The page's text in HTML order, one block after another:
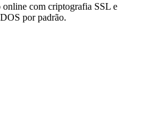
online com criptografia SSL e
por padrão.